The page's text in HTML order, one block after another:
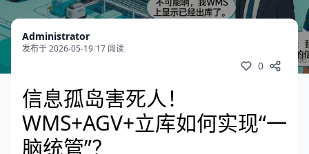
Administrator
发布于 2026-05-19/17 阅读
0
信息孤岛害死人！
WMS+AGV+立库如何实现“一
脑统管”？